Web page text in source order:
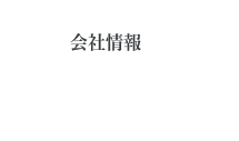
会社情報